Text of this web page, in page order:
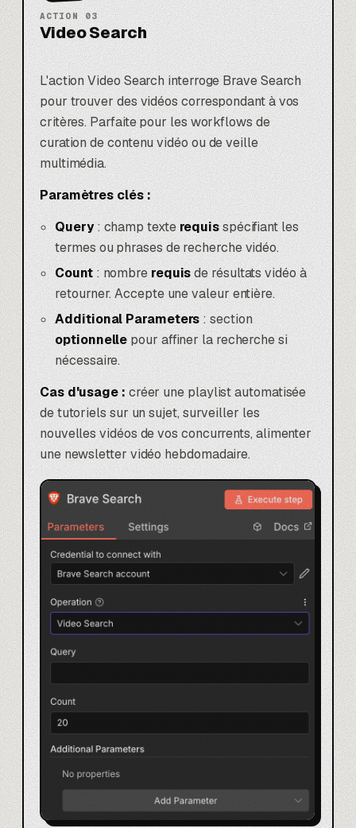
ACTION 03
Video Search
L'action Video Search interroge Brave Search
pour trouver des vidéos correspondant à vos
critères. Parfaite pour les workflows de
curation de contenu vidéo ou de veille
multimédia.
Paramètres clés :
Query: champ texterequisspécifiant les
termes ou phrases de recherche vidéo.
Count: nombre requisde résultats vidéo à
retourner. Accepte une valeur entière.
Additional Parameters: section
optionnelle pour affiner la recherche si
nécessaire.
Cas d'usage : créer une playlist automatisée
de tutoriels sur un sujet, surveiller les
nouvelles vidéos de vos concurrents, alimenter
une newsletter vidéo hebdomadaire.